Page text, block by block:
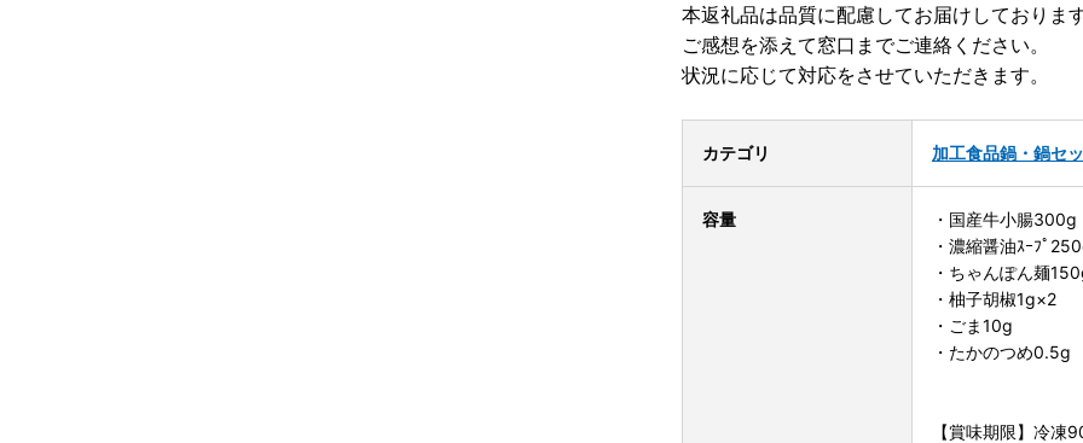
本返礼品は品質に配慮してお届けしておりま
ご感想を添えて窓口までご連絡ください。
状況に応じて対応をさせていただきます。
カテゴリ 加工食品鍋・鍋セ
容量
・国産牛小腸300g
・濃縮醤油ｽｰﾌﾟ
・ちゃんぽん麺
・柚子胡椒1g×2
・ごま10g
・たかのつめ0.5g
【賞味期限】冷凍